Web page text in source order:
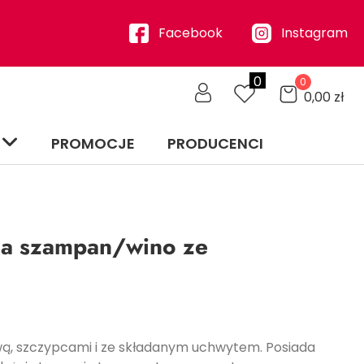
Facebook Instagram
0 0
0,00 zł
PROMOCJE PRODUCENCI
szampan/wino ze
szczypcami i ze składanym uchwytem. Posiada